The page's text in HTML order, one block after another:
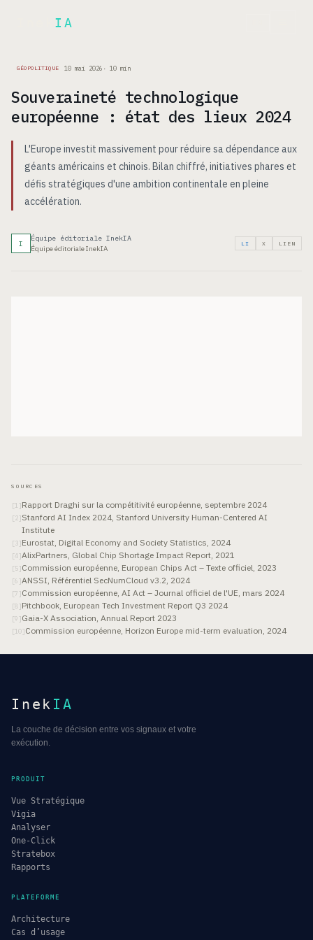
IA
GÉOPOLITIQUE 10 mai 2026 · 10 min
Souveraineté technologique
européenne : état des lieux 2024
L'Europe investit massivement pour réduire sa dépendance aux
géants américains et chinois. Bilan chiffré, initiatives phares et
défis stratégiques d'une ambition continentale en pleine
accélération.
I
Équipe éditoriale InekIA
Équipe éditoriale InekIA
LI X LIEN
SOURCES
[1 ]Rapport Draghi sur la compétitivité européenne, septembre 2024
[2]Stanford AI Index 2024, Stanford University Human-Centered AI
Institute
[ 3]Eurostat, Digital Economy and Society Statistics, 2024
[4 ]AlixPartners, Global Chip Shortage Impact Report, 2021
[5]Commission européenne, European Chips Act – Texte officiel, 2023
[6 ]ANSSI, Référentiel SecNumCloud v3.2, 2024
[7 ]Commission européenne, AI Act – Journal officiel de l'UE, mars 2024
[8]Pitchbook, European Tech Investment Report Q3 2024
[9 ]Gaia-X Association, Annual Report 2023
[10]Commission européenne, Horizon Europe mid-term evaluation, 2024
Inek IA
La couche de décision entre vos signaux et votre
exécution.
PRODUIT
Vue Stratégique
Vigia
Analyser
One-Click
Stratebox
Rapports
PLATEFORME
Architecture
Cas d’usage